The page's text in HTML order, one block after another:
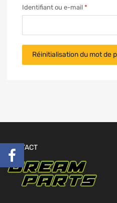
Identifiant ou e-mail *
Réinitialisation du mot de
CONTACT